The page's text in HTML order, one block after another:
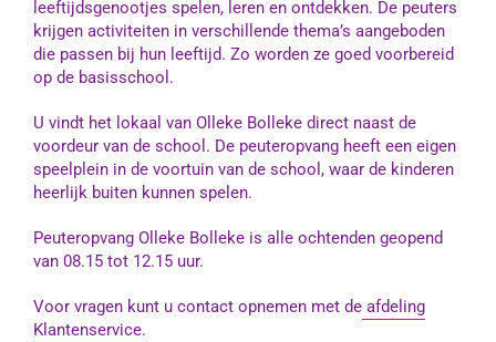
leeftijdsgenootjes spelen, leren en ontdekken. De peuters
krijgen activiteiten in verschillende thema’s aangeboden
die passen bij hun leeftijd. Zo worden ze goed voorbereid
op de basisschool.
U vindt het lokaal van Olleke Bolleke direct naast de
voordeur van de school. De peuteropvang heeft een eigen
speelplein in de voortuin van de school, waar de kinderen
heerlijk buiten kunnen spelen.
Peuteropvang Olleke Bolleke is alle ochtenden geopend
van 08.15 tot 12.15 uur.
Voor vragen kunt u contact opnemen met deafdeling
Klantenservice.